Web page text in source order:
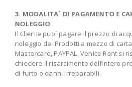
3. MODALITA` DI PAGAMENTO E
NOLEGGIO
Il Cliente puo` pagare il prezzo di
noleggio dei Prodotti a mezzo di
Mastercard, PAYPAL. Venice Rent si
chiedere il risarcimento dell’intero
di furto o danni irreparabili.